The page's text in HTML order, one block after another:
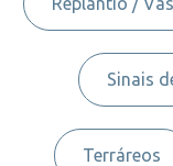
Sinais
Terráreos